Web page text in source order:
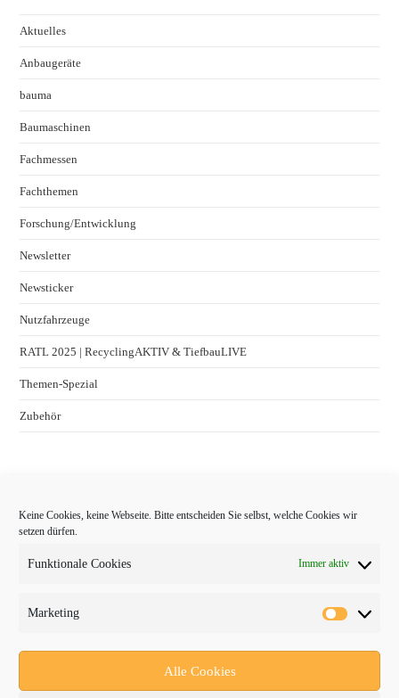
Keine Cookies, keine Webseite. Bitte entscheiden Sie selbst, welche Cookies wir
setzen dürfen.
Funktionale Cookies Immer aktiv
Marketing
Alle Cookies
Aktuelles
Anbaugeräte
bauma
Baumaschinen
Fachmessen
Fachthemen
Forschung/Entwicklung
Newsletter
Newsticker
Nutzfahrzeuge
RATL 2025 | RecyclingAKTIV & TiefbauLIVE
Themen-Spezial
Zubehör